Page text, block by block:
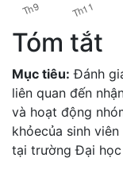
Tóm tắt
Mục tiêu: Đánh
liên quan đến
và hoạt động
khỏecủa sinh
tại trường Đại học